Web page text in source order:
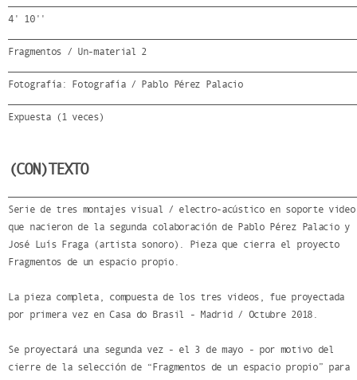
4' 10''
Fragmentos / Un-material 2
Fotografía: Fotografía / Pablo Pérez Palacio
Expuesta (1 veces)
(CON)TEXTO
Serie de tres montajes visual / electro-acústico en soporte video
que nacieron de la segunda colaboración de Pablo Pérez Palacio y
José Luís Fraga (artista sonoro). Pieza que cierra el proyecto
Fragmentos de un espacio propio.
La pieza completa, compuesta de los tres videos, fue proyectada
por primera vez en Casa do Brasil - Madrid / Octubre 2018.
Se proyectará una segunda vez - el 3 de mayo - por motivo del
cierre de la selección de “Fragmentos de un espacio propio” para